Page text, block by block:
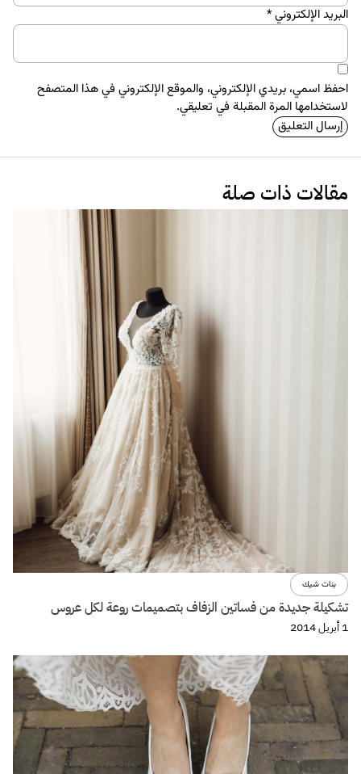
البريد الإلكتروني*
احفظ اسمي، بريدي الإلكتروني، والموقع الإلكتروني في هذا المتصفح
لاستخدامها المرة المقبلة في تعليقي.
مقالات ذات صلة
بنات شيك
تشكيلة جديدة من فساتين الزفاف بتصميمات روعة لكل عروس
1 أبريل 2014